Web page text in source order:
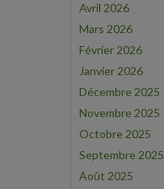
Avril 2026
Mars 2026
Février 2026
Janvier 2026
Décembre 2025
Novembre 2025
Octobre 2025
Septembre 2025
Août 2025